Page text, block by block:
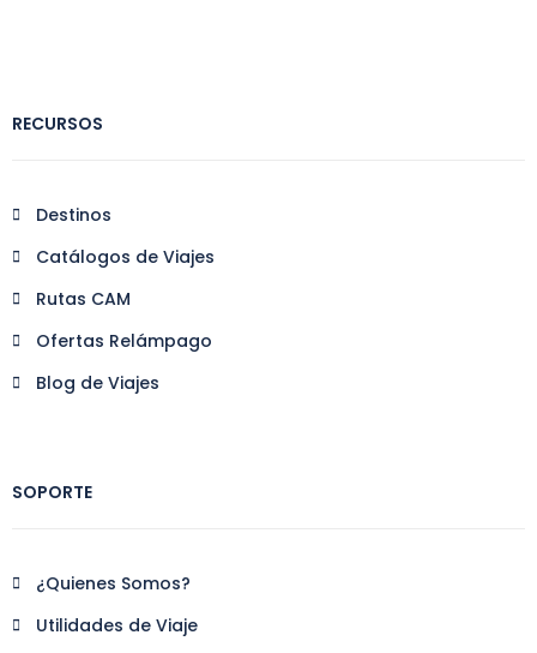
RECURSOS
Destinos
Catálogos de Viajes
Rutas CAM
Ofertas Relámpago
Blog de Viajes
SOPORTE
¿Quienes Somos?
Utilidades de Viaje